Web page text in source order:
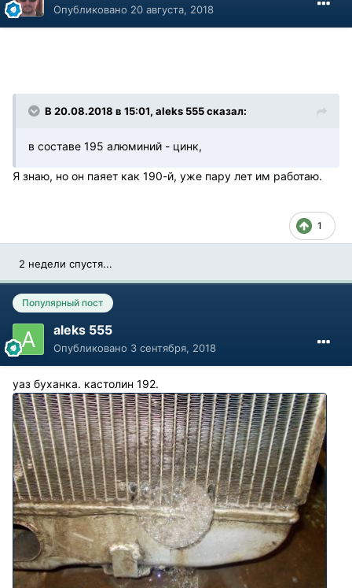
Опубликовано 20 августа, 2018
В 20.08.2018 в 15:01, aleks 555 сказал:
в составе 195 алюминий - цинк,
Я знаю, но он паяет как 190-й, уже пару лет им работаю.
1
2 недели спустя...
Популярный пост
aleks 555
Опубликовано 3 сентября, 2018
уаз буханка. кастолин 192.